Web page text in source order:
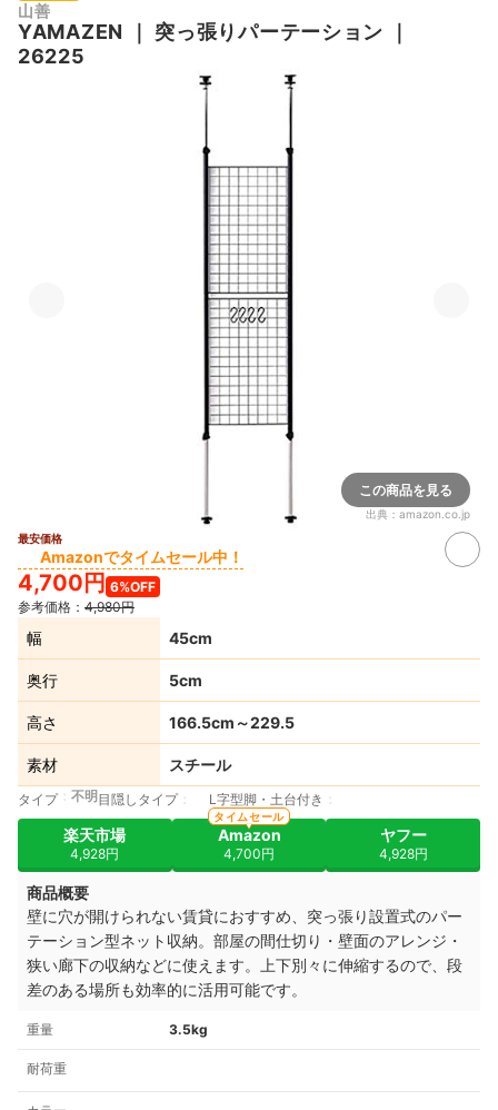
山善
YAMAZEN 突っ張りパーテーション
26225
この商品を見る
出典： amazon.co.jp
最安価格
Amazonでタイムセール中！
4,700円 6%OFF
参考価格： 4,980円
幅 45cm
奥行 5cm
高さ 166.5cm～229.5
素材 スチール
タイプ 不明 目隠しタイプ L字型脚・土台付き
楽天市場
4,928円
Amazon
4,700円
タイムセール
ヤフー
4,928円
商品概要
壁に穴が開けられない賃貸におすすめ、突っ張り設置式のパー
テーション型ネット収納。部屋の間仕切り・壁面のアレンジ・
狭い廊下の収納などに使えます。上下別々に伸縮するので、段
差のある場所も効率的に活用可能です。
重量 3.5kg
耐荷重